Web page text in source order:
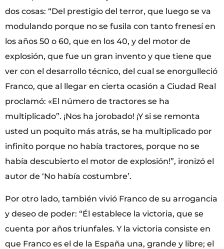
dos cosas: “Del prestigio del terror, que luego se va
modulando porque no se fusila con tanto frenesí en
los años 50 o 60, que en los 40, y del motor de
explosión, que fue un gran invento y que tiene que
ver con el desarrollo técnico, del cual se enorgulleció
Franco, que al llegar en cierta ocasión a Ciudad Real
proclamó: «El número de tractores se ha
multiplicado”. ¡Nos ha jorobado! ¡Y si se remonta
usted un poquito más atrás, se ha multiplicado por
infinito porque no había tractores, porque no se
había descubierto el motor de explosión!”, ironizó el
autor de ‘No había costumbre’.
Por otro lado, también vivió Franco de su arrogancia
y deseo de poder: “Él establece la victoria, que se
cuenta por años triunfales. Y la victoria consiste en
que Franco es el de la España una, grande y libre; el